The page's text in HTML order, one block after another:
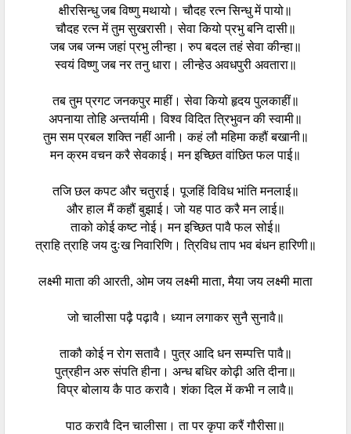
क्षीरसिन्धु जब विष्णु मथायो। चौदह रत्न सिन्धु में पायो॥
चौदह रत्न में तुम सुखरासी। सेवा कियो प्रभु बनि दासी॥
जब जब जन्म जहां प्रभु लीन्हा। रुप बदल तहं सेवा कीन्हा॥
स्वयं विष्णु जब नर तनु धारा। लीन्हेउ अवधपुरी अवतारा॥
तब तुम प्रगट जनकपुर माहीं। सेवा कियो हृदय पुलकाहीं॥
अपनाया तोहि अन्तर्यामी। विश्व विदित त्रिभुवन की स्वामी॥
तुम सम प्रबल शक्ति नहीं आनी। कहं लौ महिमा कहौं बखानी॥
मन क्रम वचन करै सेवकाई। मन इच्छित वांछित फल पाई॥
तजि छल कपट और चतुराई। पूजहिं विविध भांति मनलाई॥
और हाल मैं कहौं बुझाई। जो यह पाठ करै मन लाई॥
ताको कोई कष्ट नोई। मन इच्छित पावै फल सोई॥
त्राहि त्राहि जय दुःख निवारिणि। त्रिविध ताप भव बंधन हारिणी॥
लक्ष्मी माता की आरती, ओम जय लक्ष्मी माता, मैया जय लक्ष्मी माता
जो चालीसा पढ़ै पढ़ावै। ध्यान लगाकर सुनै सुनावै॥
ताकौ कोई न रोग सतावै। पुत्र आदि धन सम्पत्ति पावै॥
पुत्रहीन अरु संपति हीना। अन्ध बधिर कोढ़ी अति दीना॥
विप्र बोलाय कै पाठ करावै। शंका दिल में कभी न लावै॥
पाठ करावै दिन चालीसा। ता पर कृपा करैं गौरीसा॥